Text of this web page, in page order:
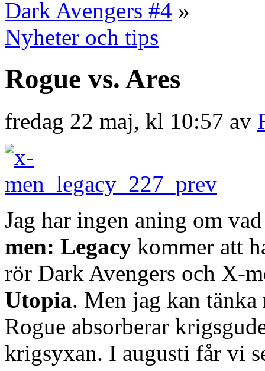
Dark Avengers #4 »
Nyheter och tips
Rogue vs. Ares
fredag 22 maj, kl 10:57 av
Jag har ingen aning om
men: Legacy kommer att
rör Dark Avengers och X-
Utopia. Men jag kan
Rogue absorberar
krigsyxan. I augusti får vi